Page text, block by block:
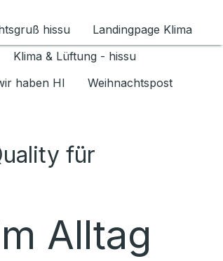
umschalten
hissu
Landingpage Klima
Klima & Lüftung - hissu
haben HI
Weihnachtspost
für
Alltag